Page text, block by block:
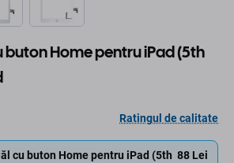
buton Home pentru iPad (5th
Ratingul de calitate
cu buton Home pentru iPad (5th 88 Lei